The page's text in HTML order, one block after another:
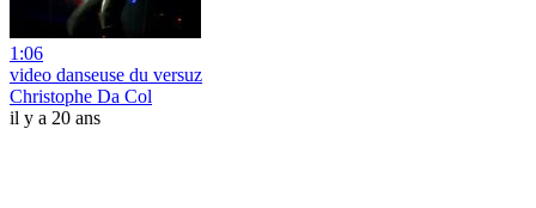
1:06
video danseuse du versuz
Christophe Da Col
il y a 20 ans